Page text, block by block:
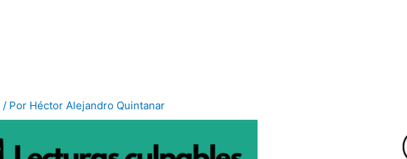
/ Por Héctor Alejandro Quintanar